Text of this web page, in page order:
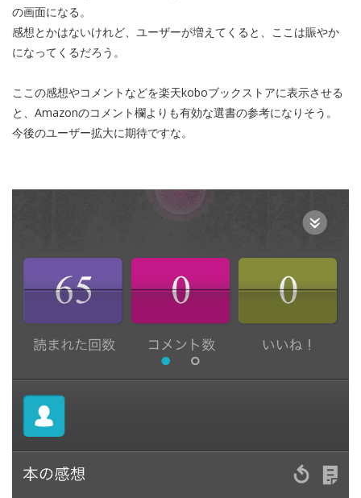
の画面になる。
感想とかはないけれど、ユーザーが増えてくると、ここは賑やか
になってくるだろう。
ここの感想やコメントなどを楽天koboブックストアに表示させる
と、Amazonのコメント欄よりも有効な選書の参考になりそう。
今後のユーザー拡大に期待ですな。